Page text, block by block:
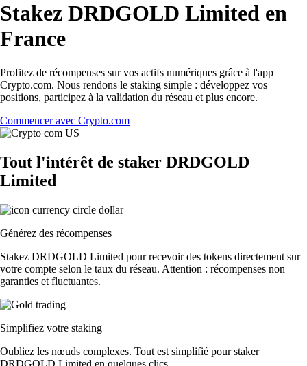
Stakez DRDGOLD Limited en
France
Profitez de récompenses sur vos actifs numériques grâce à l'app
Crypto.com. Nous rendons le staking simple : développez vos
positions, participez à la validation du réseau et plus encore.
Commencer avec Crypto.com
Tout l'intérêt de staker DRDGOLD
Limited
Générez des récompenses
Stakez DRDGOLD Limited pour recevoir des tokens directement sur
votre compte selon le taux du réseau. Attention : récompenses non
garanties et fluctuantes.
Simplifiez votre staking
Oubliez les nœuds complexes. Tout est simplifié pour staker
DRDGOLD Limited en quelques clics.